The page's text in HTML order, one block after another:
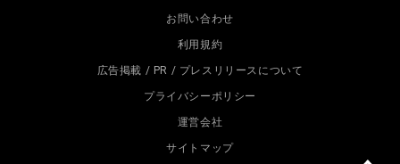
お問い合わせ
利用規約
広告掲載 / PR / プレスリリースについて
プライバシーポリシー
運営会社
サイトマップ